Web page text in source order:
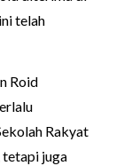
telah
Roid
Rakyat
juga